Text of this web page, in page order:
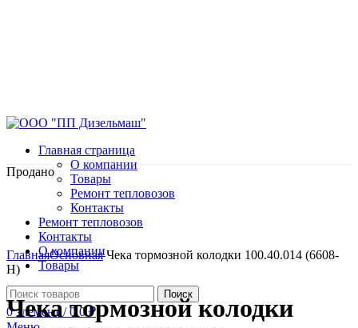
Главная страница
О компании
Товары
Ремонт тепловозов
Контакты
Ремонт тепловозов
Контакты
О компании
Товары
Поиск
0элемент / 0.0₽
Продано
Нажмите, чтобы увеличить
ГлавнаяОсновнаяЧека тормозной колодки 100.40.014 (6608-
Н)
Чека тормозной колодки